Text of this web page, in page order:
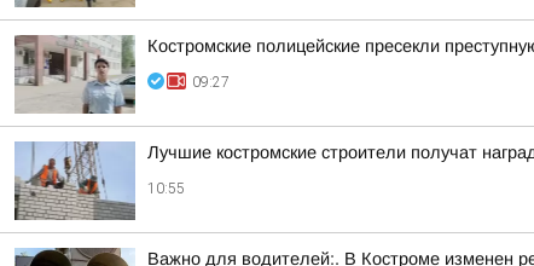
Костромские полицейские пресекли
09:27
Лучшие костромские строители получат
10:55
Важно для водителей:. В Костроме изменен